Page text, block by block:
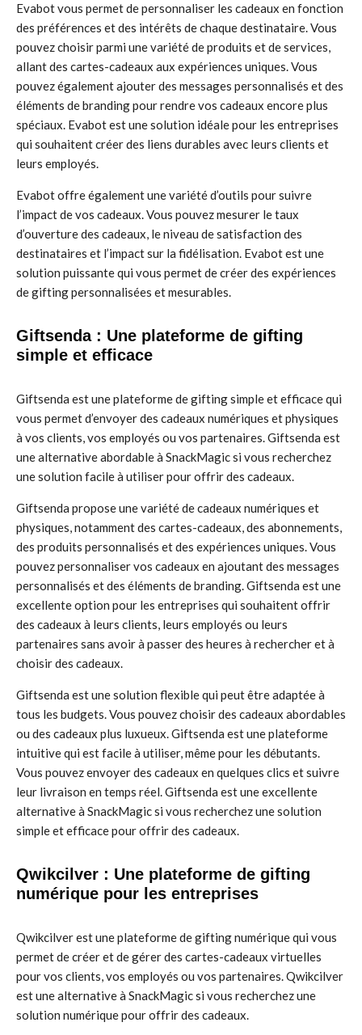
Evabot vous permet de personnaliser les cadeaux en fonction
des préférences et des intérêts de chaque destinataire. Vous
pouvez choisir parmi une variété de produits et de services,
allant des cartes-cadeaux aux expériences uniques. Vous
pouvez également ajouter des messages personnalisés et des
éléments de branding pour rendre vos cadeaux encore plus
spéciaux. Evabot est une solution idéale pour les entreprises
qui souhaitent créer des liens durables avec leurs clients et
leurs employés.
Evabot offre également une variété d’outils pour suivre
l’impact de vos cadeaux. Vous pouvez mesurer le taux
d’ouverture des cadeaux, le niveau de satisfaction des
destinataires et l’impact sur la fidélisation. Evabot est une
solution puissante qui vous permet de créer des expériences
de gifting personnalisées et mesurables.
Giftsenda : Une plateforme de gifting
simple et efficace
Giftsenda est une plateforme de gifting simple et efficace qui
vous permet d’envoyer des cadeaux numériques et physiques
à vos clients, vos employés ou vos partenaires. Giftsenda est
une alternative abordable à SnackMagic si vous recherchez
une solution facile à utiliser pour offrir des cadeaux.
Giftsenda propose une variété de cadeaux numériques et
physiques, notamment des cartes-cadeaux, des abonnements,
des produits personnalisés et des expériences uniques. Vous
pouvez personnaliser vos cadeaux en ajoutant des messages
personnalisés et des éléments de branding. Giftsenda est une
excellente option pour les entreprises qui souhaitent offrir
des cadeaux à leurs clients, leurs employés ou leurs
partenaires sans avoir à passer des heures à rechercher et à
choisir des cadeaux.
Giftsenda est une solution flexible qui peut être adaptée à
tous les budgets. Vous pouvez choisir des cadeaux abordables
ou des cadeaux plus luxueux. Giftsenda est une plateforme
intuitive qui est facile à utiliser, même pour les débutants.
Vous pouvez envoyer des cadeaux en quelques clics et suivre
leur livraison en temps réel. Giftsenda est une excellente
alternative à SnackMagic si vous recherchez une solution
simple et efficace pour offrir des cadeaux.
Qwikcilver : Une plateforme de gifting
numérique pour les entreprises
Qwikcilver est une plateforme de gifting numérique qui vous
permet de créer et de gérer des cartes-cadeaux virtuelles
pour vos clients, vos employés ou vos partenaires. Qwikcilver
est une alternative à SnackMagic si vous recherchez une
solution numérique pour offrir des cadeaux.